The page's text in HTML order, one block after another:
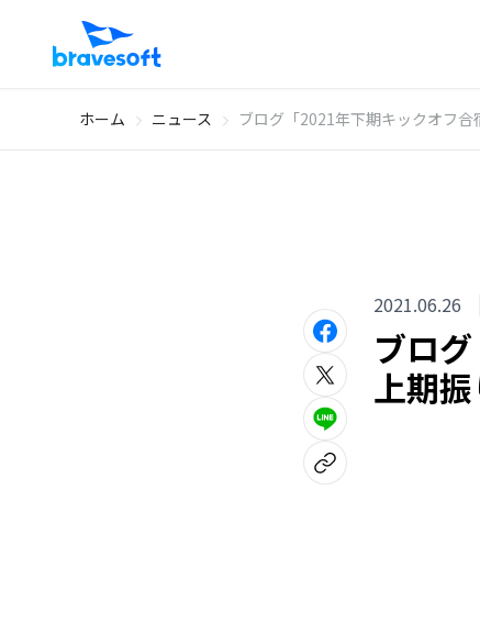
ホーム ニュース ブログ「2021年下期キックオフ
2021.06.26
ブロ
上期